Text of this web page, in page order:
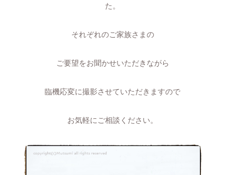
た。
それぞれのご家族さまの
ご要望をお聞かせいただきながら
臨機応変に撮影させていただきますので
お気軽にご相談ください。